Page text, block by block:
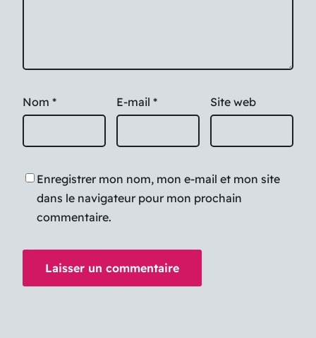
Nom * E-mail * Site web
Enregistrer mon nom, mon e-mail et mon site
dans le navigateur pour mon prochain
commentaire.